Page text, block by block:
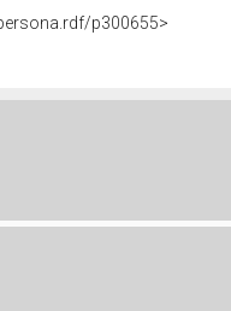
p300655>